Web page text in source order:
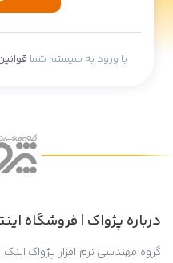
با ورود به سیستم شما
درباره پژواک | فروشگاه
گروه مهندسی نرم افزار پژواک